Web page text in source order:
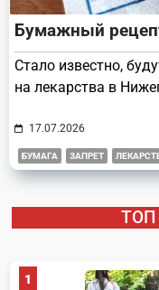
Бумажный
Стало известно,
на лекарства в
17.07.2026
БУМАГА ЗАПРЕТ
ТОП